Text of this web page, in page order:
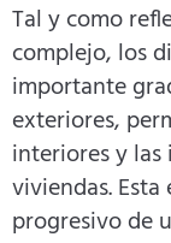
Tal y como
complejo, los
importante
exteriores,
interiores y las
viviendas.
progresivo de